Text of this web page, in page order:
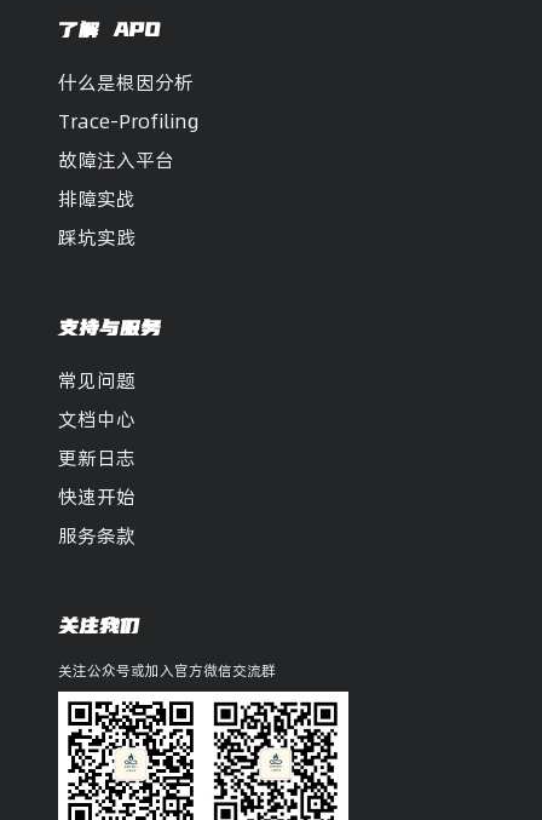
了解 APO
什么是根因分析
Trace-Profiling
故障注入平台
排障实战
踩坑实践
支持与服务
常见问题
文档中心
更新日志
快速开始
服务条款
关注我们
关注公众号或加入官方微信交流群